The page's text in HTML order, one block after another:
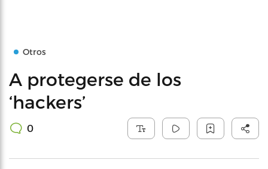
Otros
A protegerse de los
‘hackers’
0